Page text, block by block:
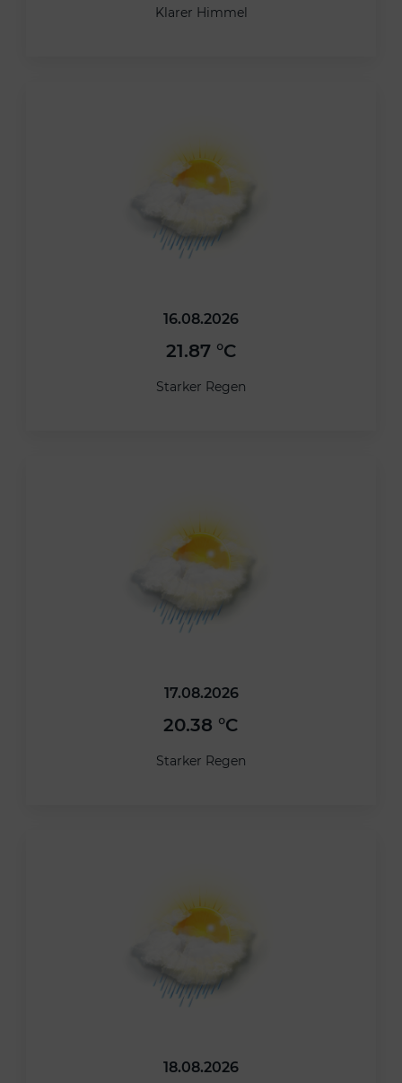
Klarer Himmel
16.08.2026
21.87 °C
Starker Regen
17.08.2026
20.38 °C
Starker Regen
18.08.2026